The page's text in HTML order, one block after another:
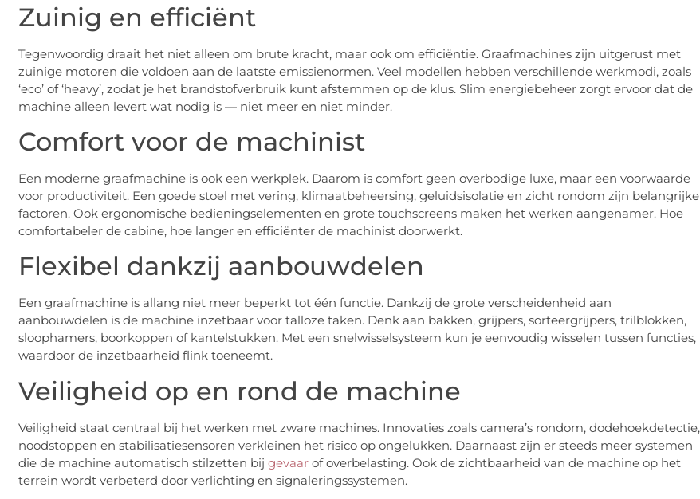
Zuinig en efficiënt
Tegenwoordig draait het niet alleen om brute kracht, maar ook om efficiëntie. Graafmachines zijn uitgerust met
zuinige motoren die voldoen aan de laatste emissienormen. Veel modellen hebben verschillende werkmodi, zoals
‘eco’ of ‘heavy’, zodat je het brandstofverbruik kunt afstemmen op de klus. Slim energiebeheer zorgt ervoor dat de
machine alleen levert wat nodig is — niet meer en niet minder.
Comfort voor de machinist
Een moderne graafmachine is ook een werkplek. Daarom is comfort geen overbodige luxe, maar een voorwaarde
voor productiviteit. Een goede stoel met vering, klimaatbeheersing, geluidsisolatie en zicht rondom zijn belangrijke
factoren. Ook ergonomische bedieningselementen en grote touchscreens maken het werken aangenamer. Hoe
comfortabeler de cabine, hoe langer en efficiënter de machinist doorwerkt.
Flexibel dankzij aanbouwdelen
Een graafmachine is allang niet meer beperkt tot één functie. Dankzij de grote verscheidenheid aan
aanbouwdelen is de machine inzetbaar voor talloze taken. Denk aan bakken, grijpers, sorteergrijpers, trilblokken,
sloophamers, boorkoppen of kantelstukken. Met een snelwisselsysteem kun je eenvoudig wisselen tussen functies,
waardoor de inzetbaarheid flink toeneemt.
Veiligheid op en rond de machine
Veiligheid staat centraal bij het werken met zware machines. Innovaties zoals camera’s rondom, dodehoekdetectie,
noodstoppen en stabilisatiesensoren verkleinen het risico op ongelukken. Daarnaast zijn er steeds meer systemen
die de machine automatisch stilzetten bij gevaar of overbelasting. Ook de zichtbaarheid van de machine op het
terrein wordt verbeterd door verlichting en signaleringssystemen.